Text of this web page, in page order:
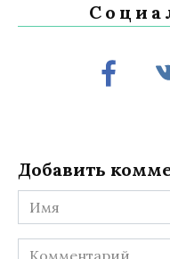
Добавить
Имя
Комментарий